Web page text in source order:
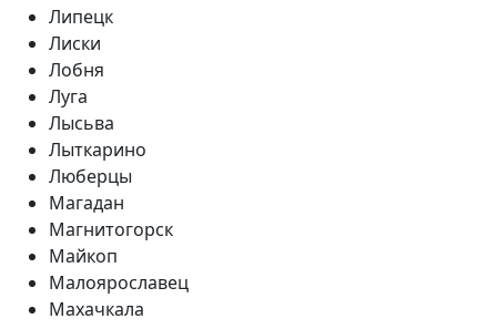
Липецк
Лиски
Лобня
Луга
Лысьва
Лыткарино
Люберцы
Магадан
Магнитогорск
Майкоп
Малоярославец
Махачкала